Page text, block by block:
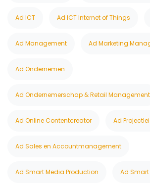
Ad ICT Ad ICT Internet of Things
Ad Management Ad Marketing
Ad Ondernemen
Ad Ondernemerschap & Retail Management
Ad Online Contentcreator Ad
Ad Sales en Accountmanagement
Ad Smart Media Production Ad